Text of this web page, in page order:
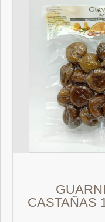
CASTAÑAS